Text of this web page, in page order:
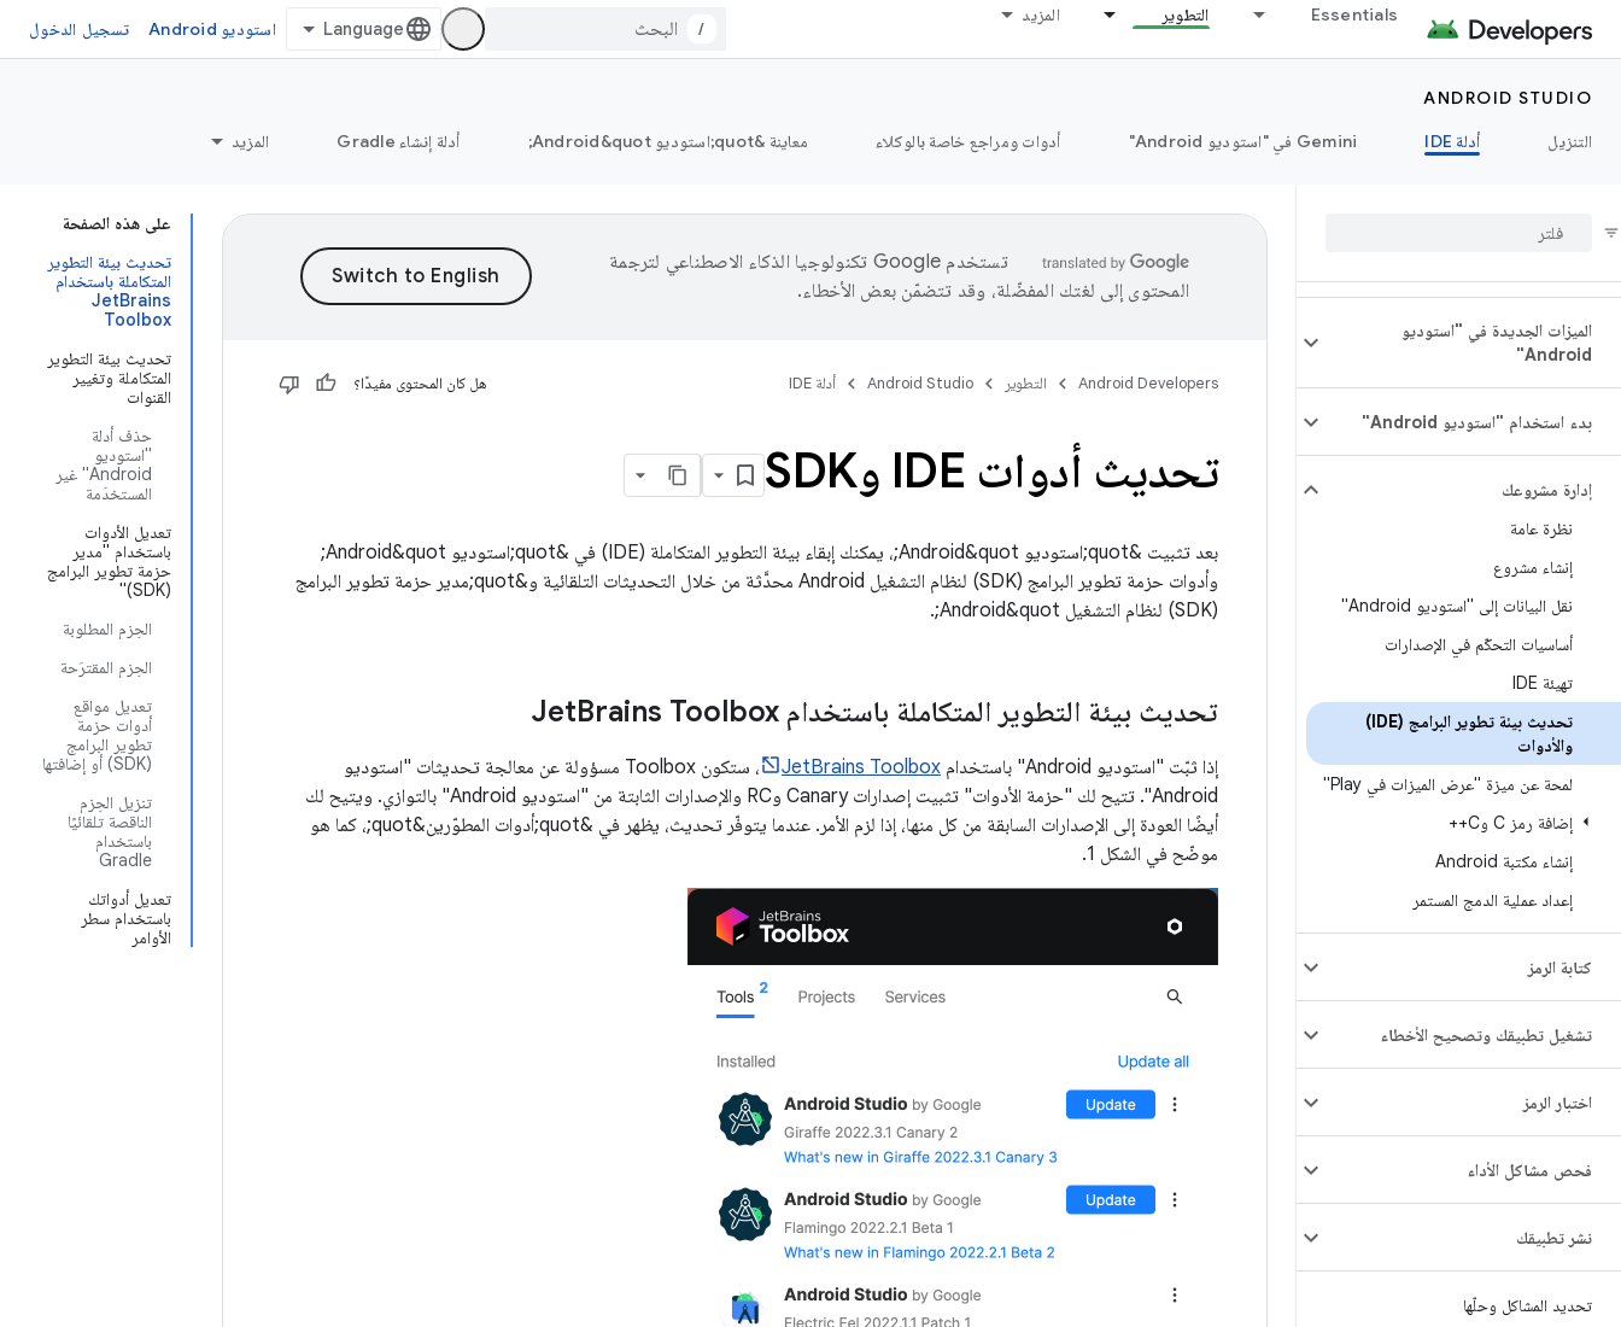
Essentials التطوير المزيد
/ استوديو Android تسجيل الدخول
ANDROID STUDIO
التنزيل
أدلة IDE ‫Gemini في "استوديو Android" أدوات ومراجع خاصة بالوكلاء معاينة &quot;استوديو Android&quot; أدلة إنشاء Gradle المزيد
الميزات الجديدة في "استوديو
Android"
بدء استخدام "استوديو Android"
إدارة مشروعك
نظرة عامة
إنشاء مشروع
نقل البيانات إلى "استوديو Android"
أساسيات التحكّم في الإصدارات
تهيئة IDE
تحديث بيئة تطوير البرامج (IDE)
والأدوات
لمحة عن ميزة "عرض الميزات في Play"
إضافة رمز C وC++
إنشاء مكتبة Android
إعداد عملية الدمج المستمر
كتابة الرمز
تشغيل تطبيقك وتصحيح الأخطاء
اختبار الرمز
فحص مشاكل الأداء
نشر تطبيقك
تحديد المشاكل وحلّها
على هذه الصفحة
تحديث بيئة التطوير
المتكاملة باستخدام
JetBrains
Toolbox
تحديث بيئة التطوير
المتكاملة وتغيير
القنوات
حذف أدلة
"استوديو
Android" غير
المستخدَمة
تعديل الأدوات
باستخدام "مدير
حزمة تطوير البرامج
(SDK)"
الحِزم المطلوبة
الحِزم المقترَحة
تعديل مواقع
أدوات حزمة
تطوير البرامج
(SDK) أو إضافتها
تنزيل الحِزم
الناقصة تلقائيًا
باستخدام
Gradle
تعديل أدواتك
باستخدام سطر
الأوامر
تستخدم Google تكنولوجيا الذكاء الاصطناعي لترجمة
المحتوى إلى لغتك المفضّلة، وقد تتضمّن بعض الأخطاء.
Android Developers التطوير Android Studio أدلة IDE هل كان المحتوى مفيدًا؟
تحديث أدوات IDE وSDK
بعد تثبيت &quot;استوديو Android&quot;، يمكنك إبقاء بيئة التطوير المتكاملة (IDE) في &quot;استوديو Android&quot;
وأدوات حزمة تطوير البرامج (SDK) لنظام التشغيل Android محدَّثة من خلال التحديثات التلقائية و&quot;مدير حزمة تطوير البرامج
(SDK) لنظام التشغيل Android&quot;.
تحديث بيئة التطوير المتكاملة باستخدام Jet Brains Toolbox
إذا ثبّت "استوديو Android" باستخدام JetBrains Toolbox
، ستكون Toolbox مسؤولة عن معالجة تحديثات "استوديو
Android". تتيح لك "حزمة الأدوات" تثبيت إصدارات Canary وRC والإصدارات الثابتة من "استوديو Android" بالتوازي. ويتيح لك
أيضًا العودة إلى الإصدارات السابقة من كل منها، إذا لزم الأمر. عندما يتوفّر تحديث، يظهر في &quot;أدوات المطوّرين&quot;، كما هو
موضّح في الشكل 1.